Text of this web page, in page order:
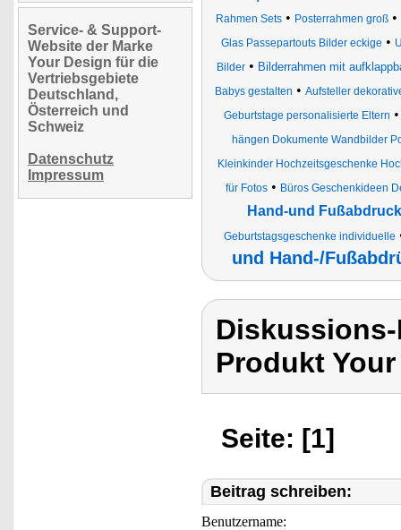
Service- & Support-
Website der Marke
Your Design für die
Vertriebsgebiete
Deutschland,
Österreich und
Schweiz
Datenschutz
Impressum
Rahmen Sets• Posterrahmen groß•
Glas Passepartouts Bilder eckige •
Bilder • Bilderrahmen mit
Babys gestalten • Aufsteller
Geburtstage personalisierte Eltern
hängen Dokumente Wandbilder
Kleinkinder Hochzeitsgeschenke
für Fotos • Büros Geschenkideen
Hand-und
Geburtstagsgeschenke individuelle
und Hand-/
Produkt
Seite: [1]
Beitrag schreiben:
Benutzername: